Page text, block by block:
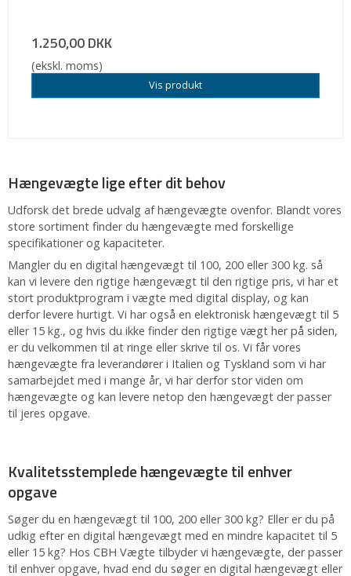
1.250,00 DKK
(ekskl. moms)
Vis produkt
Hængevægte lige efter dit behov
Udforsk det brede udvalg af hængevægte ovenfor. Blandt vores
store sortiment finder du hængevægte med forskellige
specifikationer og kapaciteter.
Mangler du en digital hængevægt til 100, 200 eller 300 kg. så
kan vi levere den rigtige hængevægt til den rigtige pris, vi har et
stort produktprogram i vægte med digital display, og kan
derfor levere hurtigt. Vi har også en elektronisk hængevægt til 5
eller 15 kg., og hvis du ikke finder den rigtige vægt her på siden,
er du velkommen til at ringe eller skrive til os. Vi får vores
hængevægte fra leverandører i Italien og Tyskland som vi har
samarbejdet med i mange år, vi har derfor stor viden om
hængevægte og kan levere netop den hængevægt der passer
til jeres opgave.
Kvalitetsstemplede hængevægte til enhver
opgave
Søger du en hængevægt til 100, 200 eller 300 kg? Eller er du på
udkig efter en digital hængevægt med en mindre kapacitet til 5
eller 15 kg? Hos CBH Vægte tilbyder vi hængevægte, der passer
til enhver opgave, hvad end du søger en digital hængevægt eller